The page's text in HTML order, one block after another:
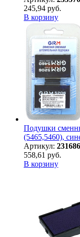
245,94 руб.
В корзину
Подушки
(5465,5460),
Артикул:
558,61 руб.
В корзину